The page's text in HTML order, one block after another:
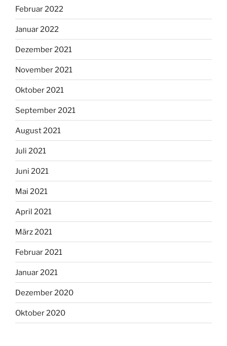
Februar 2022
Januar 2022
Dezember 2021
November 2021
Oktober 2021
September 2021
August 2021
Juli 2021
Juni 2021
Mai 2021
April 2021
März 2021
Februar 2021
Januar 2021
Dezember 2020
Oktober 2020